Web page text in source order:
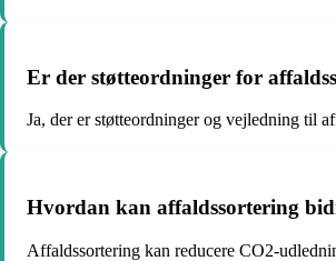
Er der støtteordninger for
Ja, der er støtteordninger og vejledning til
Hvordan kan affaldssortering
Affaldssortering kan reducere CO2-